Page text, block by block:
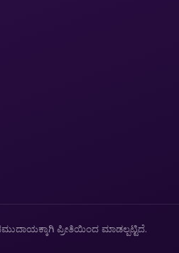
ಪ್ರೀತಿಯಿಂದ ಮಾಡಲ್ಪಟ್ಟಿದೆ.